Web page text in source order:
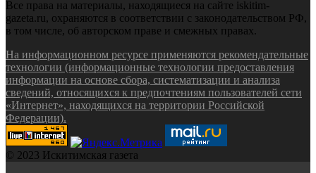
Все права на материалы, находящиеся на сайте iskitim-
gazeta.ru, охраняются в соответствии с законодательством РФ,
в том числе, об авторском праве и смежных правах.
На информационном ресурсе применяются рекомендательные
технологии (информационные технологии предоставления
информации на основе сбора, систематизации и анализа
сведений, относящихся к предпочтениям пользователей сети
«Интернет», находящихся на территории Российской
Федерации).
© 2023 Искитимская газета